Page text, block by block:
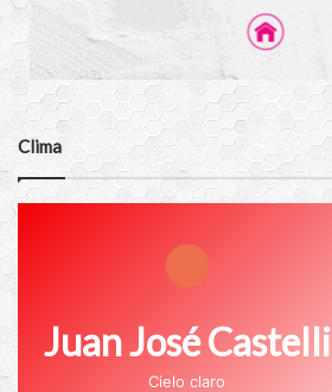
Clima
Juan José Castelli
Cielo claro